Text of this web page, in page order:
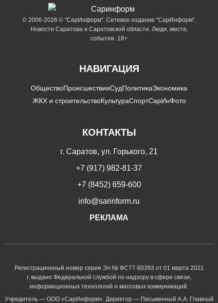
© 2006-2026 © "СарИнформ". Сетевое издание "СарИнформ".
Новости Саратова и Саратовской области. Люди, места,
события. 18+
НАВИГАЦИЯ
ОбществоПроисшествияСудПолитикаЭкономика
ЖКХ и строительствоКультураСпортСарИнФото
КОНТАКТЫ
г. Саратов, ул. Горького, 21
+7 (917) 982-81-37
+7 (8452) 659-600
info@sarinform.ru
РЕКЛАМА
Регистрационный номер серия Эл № ФС77-80393 от 01 марта 2021
г. выдано Федеральной службой по надзору в сфере связи,
информационных технологий и массовых коммуникаций.
Учредитель — ООО «СарИнформ». Директор — Письменный А.А. Главный